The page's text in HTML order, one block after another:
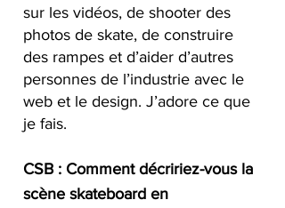
sur les vidéos, de shooter des
photos de skate, de construire
des rampes et d’aider d’autres
personnes de l’industrie avec le
web et le design. J’adore ce que
je fais.
CSB : Comment décririez-vous la
scène skateboard en